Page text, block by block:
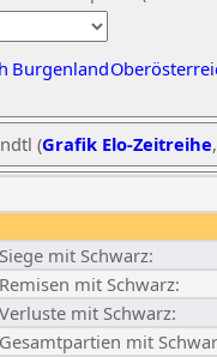
Burgenland
(Grafik Elo-Zeitreihe
Siege mit Schwarz:
Remisen mit Schwarz:
Verluste mit Schwarz:
Gesamtpartien mit